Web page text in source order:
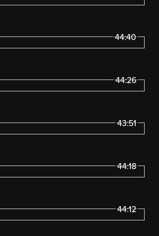
44:40
44:26
43:51
44:18
44:12